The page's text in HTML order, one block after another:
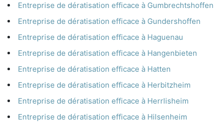
Entreprise de dératisation efficace à Gumbrechtshoffen
Entreprise de dératisation efficace à Gundershoffen
Entreprise de dératisation efficace à Haguenau
Entreprise de dératisation efficace à Hangenbieten
Entreprise de dératisation efficace à Hatten
Entreprise de dératisation efficace à Herbitzheim
Entreprise de dératisation efficace à Herrlisheim
Entreprise de dératisation efficace à Hilsenheim